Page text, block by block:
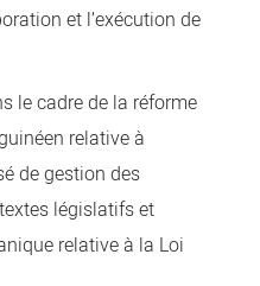
et l’exécution de
le cadre de la réforme
relative à
de gestion des
législatifs et
relative à la Loi